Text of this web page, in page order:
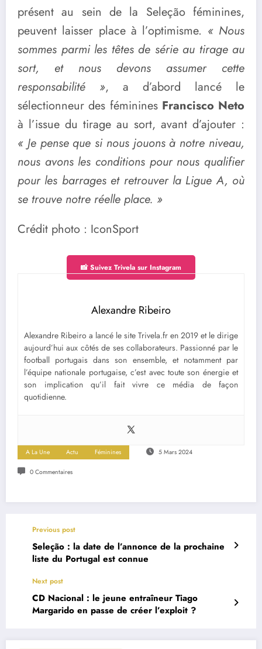
présent au sein de la Seleção féminines,
peuvent laisser place à l’optimisme. « Nous
sommes parmi les têtes de série au tirage au
sort, et nous devons assumer cette
responsabilité », a d’abord lancé le
sélectionneur des féminines Francisco Neto
à l’issue du tirage au sort, avant d’ajouter :
« Je pense que si nous jouons à notre niveau,
nous avons les conditions pour nous qualifier
pour les barrages et retrouver la Ligue A, où
se trouve notre réelle place. »
Crédit photo : IconSport
📸 Suivez Trivela sur Instagram
Alexandre Ribeiro
Alexandre Ribeiro a lancé le site Trivela.fr en 2019 et le dirige
aujourd’hui aux côtés de ses collaborateurs. Passionné par le
football portugais dans son ensemble, et notamment par
l’équipe nationale portugaise, c’est avec toute son énergie et
son implication qu’il fait vivre ce média de façon
quotidienne.
A La Une Actu Féminines 5 Mars 2024
0 Commentaires
Previous post
Seleção : la date de l’annonce de la prochaine
liste du Portugal est connue
Next post
CD Nacional : le jeune entraîneur Tiago
Margarido en passe de créer l’exploit ?